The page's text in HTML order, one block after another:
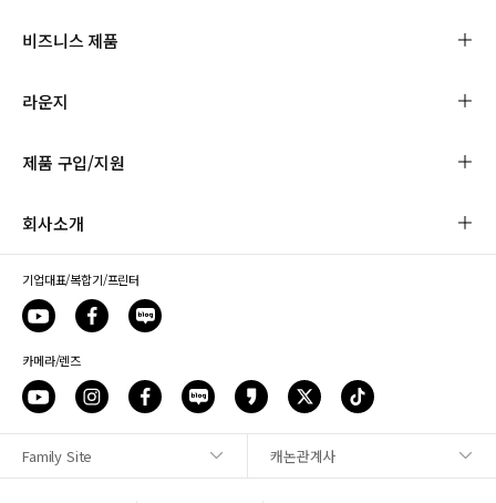
사이트맵
비즈니스 제품
라운지
제품 구입/지원
회사소개
기업대표/복합기/프린터
카메라/렌즈
Family Site 캐논관계사